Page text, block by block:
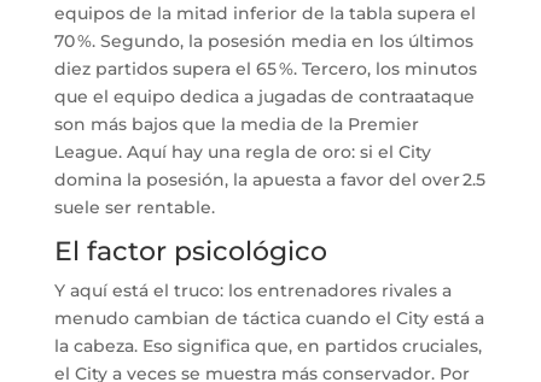
equipos de la mitad inferior de la tabla supera el
70 %. Segundo, la posesión media en los últimos
diez partidos supera el 65 %. Tercero, los minutos
que el equipo dedica a jugadas de contraataque
son más bajos que la media de la Premier
League. Aquí hay una regla de oro: si el City
domina la posesión, la apuesta a favor del over 2.5
suele ser rentable.
El factor psicológico
Y aquí está el truco: los entrenadores rivales a
menudo cambian de táctica cuando el City está a
la cabeza. Eso significa que, en partidos cruciales,
el City a veces se muestra más conservador. Por